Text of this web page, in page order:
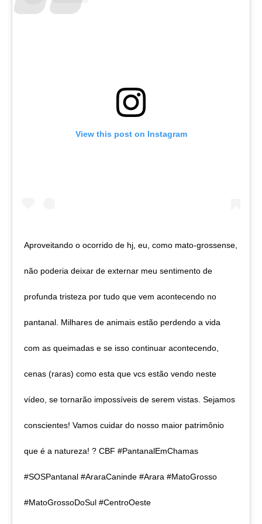
View this post on Instagram
Aproveitando o ocorrido de hj, eu, como mato-grossense,
não poderia deixar de externar meu sentimento de
profunda tristeza por tudo que vem acontecendo no
pantanal. Milhares de animais estão perdendo a vida
com as queimadas e se isso continuar acontecendo,
cenas (raras) como esta que vcs estão vendo neste
vídeo, se tornarão impossíveis de serem vistas. Sejamos
conscientes! Vamos cuidar do nosso maior patrimônio
que é a natureza! ? CBF #PantanalEmChamas
#SOSPantanal #AraraCaninde #Arara #MatoGrosso
#MatoGrossoDoSul #CentroOeste